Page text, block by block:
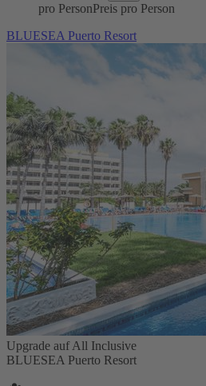
pro PersonPreis pro Person
BLUESEA Puerto Resort
Upgrade auf All Inclusive
BLUESEA Puerto Resort